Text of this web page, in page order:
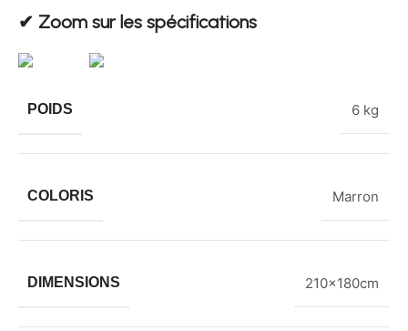
✔︎ Zoom sur les spécifications
POIDS 6 kg
COLORIS Marron
DIMENSIONS 210x180cm